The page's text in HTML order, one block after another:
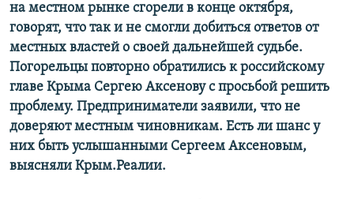
на местном рынке сгорели в конце октября,
говорят, что так и не смогли добиться ответов от
местных властей о своей дальнейшей судьбе.
Погорельцы повторно обратились к российскому
главе Крыма Сергею Аксенову с просьбой решить
проблему. Предприниматели заявили, что не
доверяют местным чиновникам. Есть ли шанс у
них быть услышанными Сергеем Аксеновым,
выясняли Крым.Реалии.